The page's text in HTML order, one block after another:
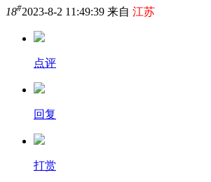
18#2023-8-2 11:49:39 来自 江苏
点评
回复
打赏